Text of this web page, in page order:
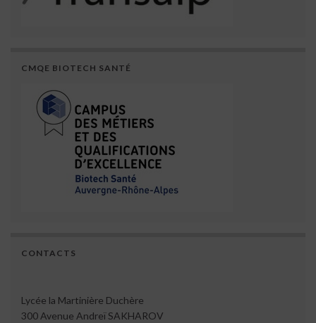
CMQE BIOTECH SANTÉ
CONTACTS
Lycée la Martinière Duchère
300 Avenue Andreï SAKHAROV